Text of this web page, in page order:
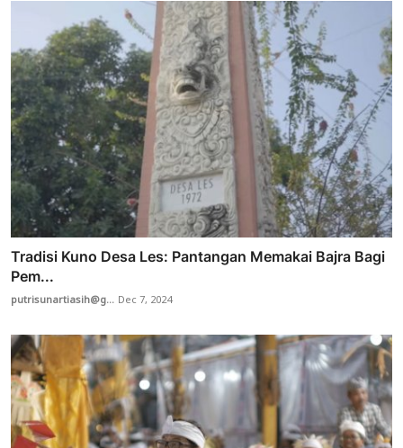
Tradisi Kuno Desa Les: Pantangan Memakai Bajra Bagi
Pem...
putrisunartiasih@g... Dec 7, 2024